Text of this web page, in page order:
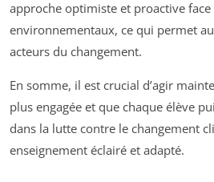
approche optimiste et proactive face
environnementaux, ce qui permet
acteurs du changement.
En somme, il est crucial d’agir
plus engagée et que chaque élève
dans la lutte contre le changement
enseignement éclairé et adapté.